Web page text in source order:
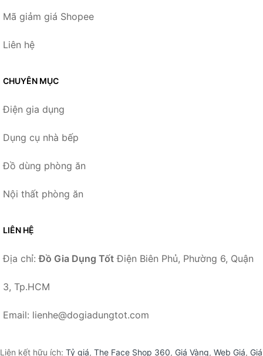
Mã giảm giá Shopee
Liên hệ
CHUYÊN MỤC
Điện gia dụng
Dụng cụ nhà bếp
Đồ dùng phòng ăn
Nội thất phòng ăn
LIÊN HỆ
Địa chỉ:Đồ Gia Dụng Tốt Điện Biên Phủ, Phường 6, Quận
3, Tp.HCM
Email: lienhe@dogiadungtot.com
Liên kết hữu ích: Tỷ giá, The Face Shop 360, Giá Vàng, Web Giá, Giá